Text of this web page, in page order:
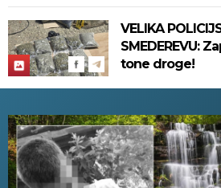
VELIKA
SMEDEREVU:
tone droge!